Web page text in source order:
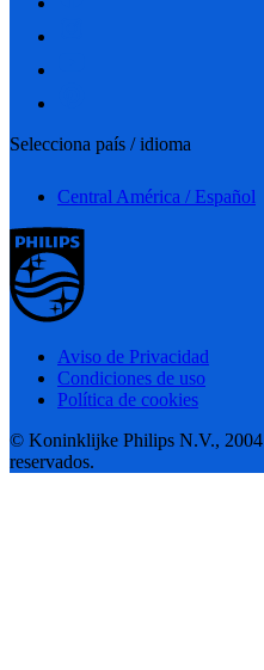
Selecciona país / idioma
Central América / Español
Aviso de Privacidad
Condiciones de uso
Política de cookies
© Koninklijke Philips N.V., 2004
reservados.